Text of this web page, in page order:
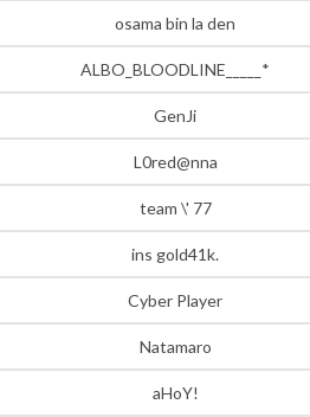
osama bin la den
ALBO_BLOODLINE_____*
GenJi
L0red@nna
team \' 77
ins gold41k.
Cyber Player
Natamaro
aHoY!